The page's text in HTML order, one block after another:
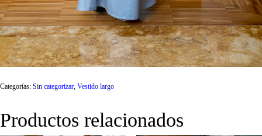
Categorías: Sin categorizar Vestido largo
Productos relacionados